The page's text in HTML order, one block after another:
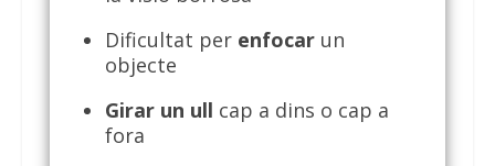
Dificultat per enfocarun
objecte
Girar un ull cap a dins o cap a
fora